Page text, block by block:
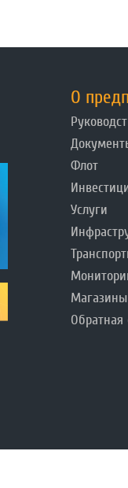
О
Флот
Услуги
Магазины
Обратная